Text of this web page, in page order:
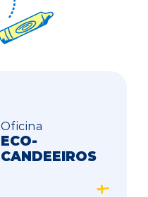
Oficina
ECO-
CANDEEIROS